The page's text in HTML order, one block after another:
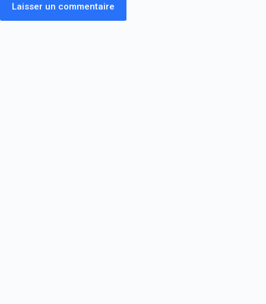
Laisser un commentaire